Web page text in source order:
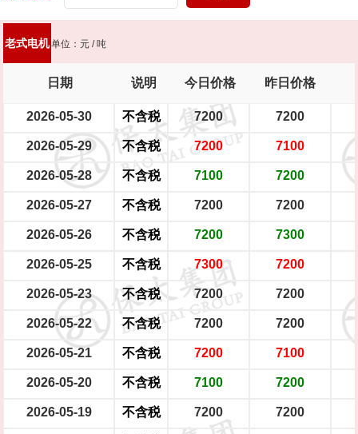
大型电瓶车
老式电机单位：元 / 吨
日期 说明 今日价格 昨日价格
2026-05-30 不含税 7200 7200
2026-05-29 不含税 7200 7100
2026-05-28 不含税 7100 7200
2026-05-27 不含税 7200 7200
2026-05-26 不含税 7200 7300
2026-05-25 不含税 7300 7200
2026-05-23 不含税 7200 7200
2026-05-22 不含税 7200 7200
2026-05-21 不含税 7200 7100
2026-05-20 不含税 7100 7200
2026-05-19 不含税 7200 7200